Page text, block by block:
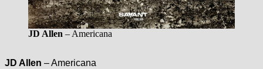
JD Allen – Americana
JD Allen – Americana